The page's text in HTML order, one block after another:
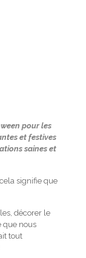
pour les
et festives
saines et
signifie que
décorer le
que nous
tout